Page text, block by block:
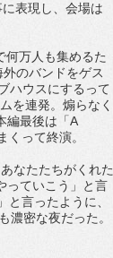
表現し、会場は
何万人も集めるた
のバンドをゲス
ハウスにするって
を連発。煽らなく
編最後は「A
って終演。
なたたちがくれた
っていこう」と言
言ったように、
密な夜だった。